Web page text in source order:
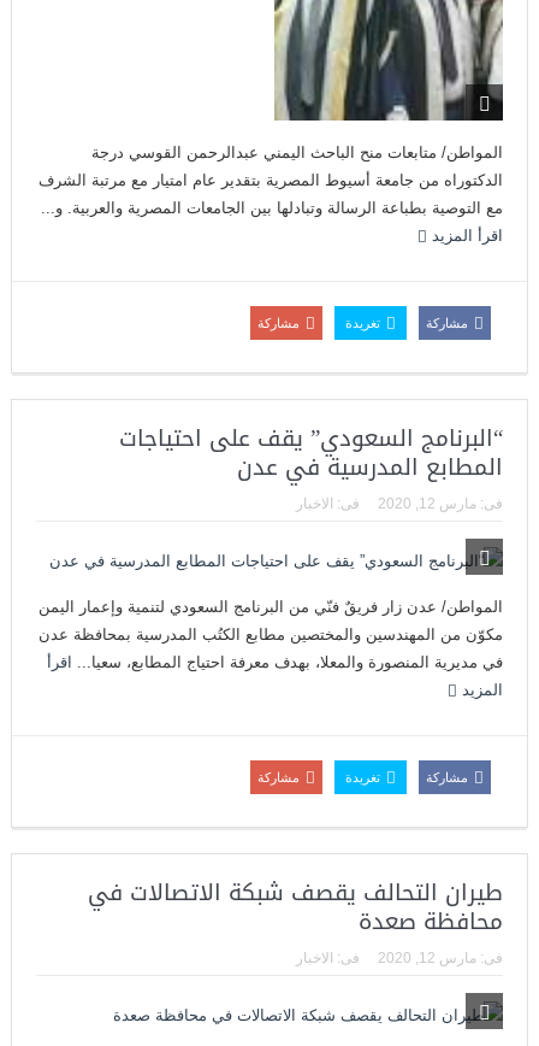
المواطن/ متابعات منح الباحث اليمني عبدالرحمن القوسي درجة
الدكتوراه من جامعة أسيوط المصرية بتقدير عام امتيار مع مرتبة الشرف
مع التوصية بطباعة الرسالة وتبادلها بين الجامعات المصرية والعربية. و...
اقرأ المزيد
مشاركة تغريدة مشاركة
“البرنامج السعودي” يقف على احتياجات
المطابع المدرسية في عدن
فى: مارس 12, 2020 فى: الاخبار
المواطن/ عدن زار فريقٌ فنّي من البرنامج السعودي لتنمية وإعمار اليمن
مكوّن من المهندسين والمختصين مطابع الكتُب المدرسية بمحافظة عدن
في مديرية المنصورة والمعلا، بهدف معرفة احتياج المطابع، سعيا... اقرأ
المزيد
مشاركة تغريدة مشاركة
طيران التحالف يقصف شبكة الاتصالات في
محافظة صعدة
فى: مارس 12, 2020 فى: الاخبار